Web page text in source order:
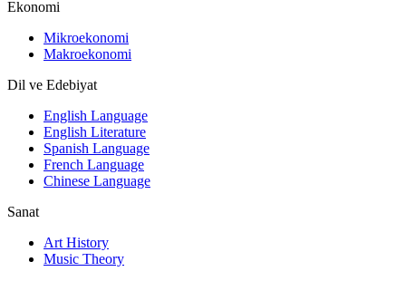
Ekonomi
Mikroekonomi
Makroekonomi
Dil ve Edebiyat
English Language
English Literature
Spanish Language
French Language
Chinese Language
Sanat
Art History
Music Theory